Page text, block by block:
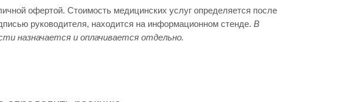
офертой. Стоимость медицинских услуг определяется после
руководителя, находится на информационном стенде. В
назначается и оплачивается отдельно.